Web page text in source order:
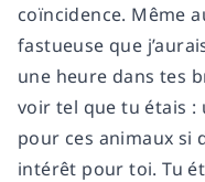
coïncidence. Même
fastueuse que
une heure dans tes
voir tel que tu étais :
pour ces animaux si
intérêt pour toi. Tu